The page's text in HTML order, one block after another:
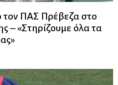
ΠΑΣ Πρέβεζα στο
– «Στηρίζουμε όλα τα